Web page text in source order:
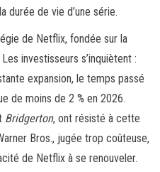
durée de vie d’une série.
de Netflix, fondée sur la
investisseurs s’inquiètent :
expansion, le temps passé
de moins de 2 % en 2026.
Bridgerton, ont résisté à cette
Bros., jugée trop coûteuse,
de Netflix à se renouveler.